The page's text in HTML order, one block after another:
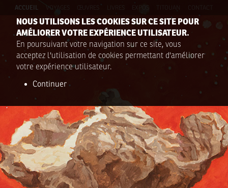
Aller au contenu principal
NOUS UTILISONS LES COOKIES SUR CE SITE POUR
AMÉLIORER VOTRE EXPÉRIENCE UTILISATEUR.
En poursuivant votre navigation sur ce site, vous
acceptez l'utilisation de cookies permettant d'améliorer
votre expérience utilisateur.
Continuer
ACCUEIL VOYAGES ŒUVRES EXPOS